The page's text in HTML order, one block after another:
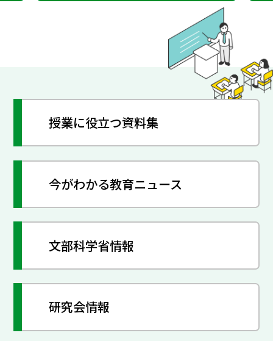
授業に役立つ資料集
今がわかる教育ニュース
文部科学省情報
研究会情報